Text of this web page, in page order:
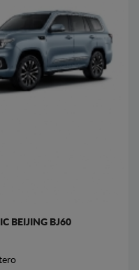
BEIJING BJ60